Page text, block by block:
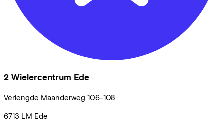
2 Wielercentrum Ede
Verlengde Maanderweg 106-108
6713 LM Ede